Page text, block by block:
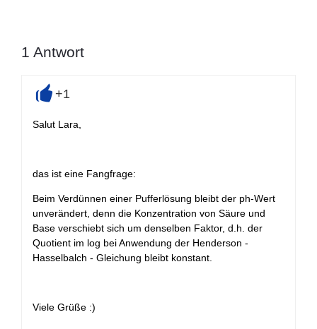
1 Antwort
+1
Salut Lara,
das ist eine Fangfrage:
Beim Verdünnen einer Pufferlösung bleibt der ph-Wert
unverändert, denn die Konzentration von Säure und
Base verschiebt sich um denselben Faktor, d.h. der
Quotient im log bei Anwendung der Henderson -
Hasselbalch - Gleichung bleibt konstant.
Viele Grüße :)